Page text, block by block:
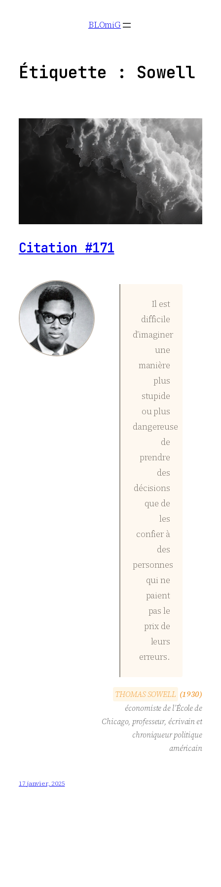
BLOmiG
Étiquette : Sowell
Citation #171
Il est
difficile
d’imaginer
une
manière
plus
stupide
ou plus
dangereuse
de
prendre
des
décisions
que de
les
confier à
des
personnes
qui ne
paient
pas le
prix de
leurs
erreurs.
THOMASSOWELL (1930)
économiste de l’École de
Chicago, professeur, écrivain et
chroniqueur politique
américain
17 janvier, 2025